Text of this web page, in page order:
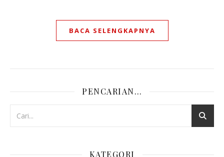
BACA SELENGKAPNYA
PENCARIAN…
KATEGORI